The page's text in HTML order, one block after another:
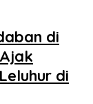
di
di